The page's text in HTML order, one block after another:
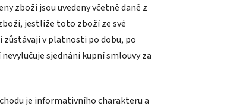
zboží jsou uvedeny včetně daně z
jestliže toto zboží ze své
zůstávají v platnosti po dobu, po
sjednání kupní smlouvy za
je informativního charakteru a